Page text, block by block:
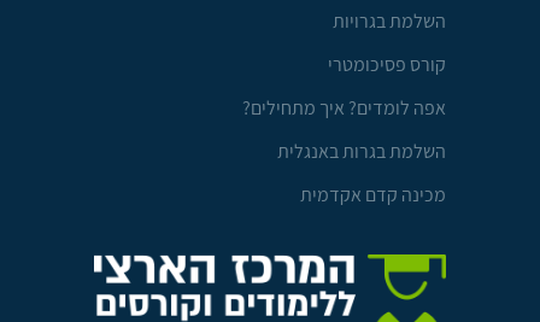
השלמת בגרויות
קורס פסיכומטרי
אפה לומדים? איך מתחילים?
השלמת בגרות באנגלית
מכינה קדם אקדמית